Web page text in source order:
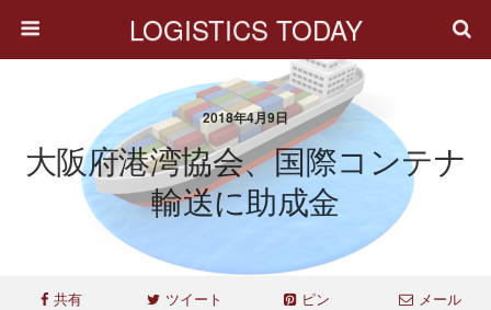
LOGISTICS TODAY
2018年4月9日
大阪府港湾協会、国際コンテナ
輸送に助成金
共有 ツイート ピン メール